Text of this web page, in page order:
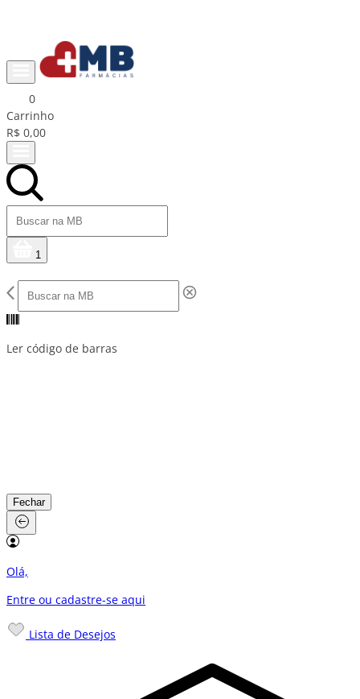
0
Carrinho
R$ 0,00
1
Ler código de barras
Fechar
Olá,
Entre ou cadastre-se aqui
Lista de Desejos